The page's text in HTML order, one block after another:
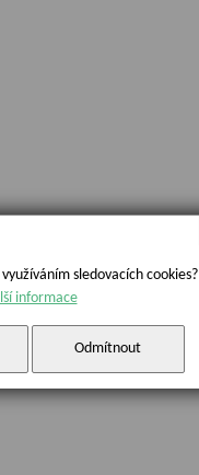
sledovacích cookies?
informace
Odmítnout